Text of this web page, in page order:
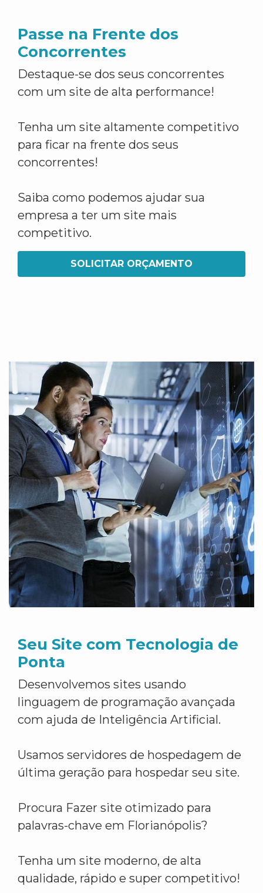
Passe na Frente dos
Concorrentes
Destaque-se dos seus concorrentes
com um site de alta performance!
Tenha um site altamente competitivo
para ficar na frente dos seus
concorrentes!
Saiba como podemos ajudar sua
empresa a ter um site mais
competitivo.
SOLICITAR ORÇAMENTO
Seu Site com Tecnologia de
Ponta
Desenvolvemos sites usando
linguagem de programação avançada
com ajuda de Inteligência Artificial.
Usamos servidores de hospedagem de
última geração para hospedar seu site.
Procura Fazer site otimizado para
palavras-chave em Florianópolis?
Tenha um site moderno, de alta
qualidade, rápido e super competitivo!